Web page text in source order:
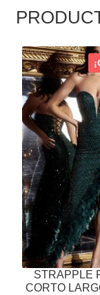
STRAPPLE
CORTO
ESTE
PRODUCTO
TIENE
MÚLTIPLES
VARIANTES.
LAS
OPCIONES
SE
PUEDEN
ELEGIR
EN
LA
PÁGINA
DE